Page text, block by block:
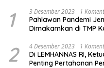
1 3 Desember 2023 1
Pahlawan Pandemi
Dimakamkan di TMP
2 4 Desember 2023 1
Di LEMHANNAS RI,
Penting Pertahanan